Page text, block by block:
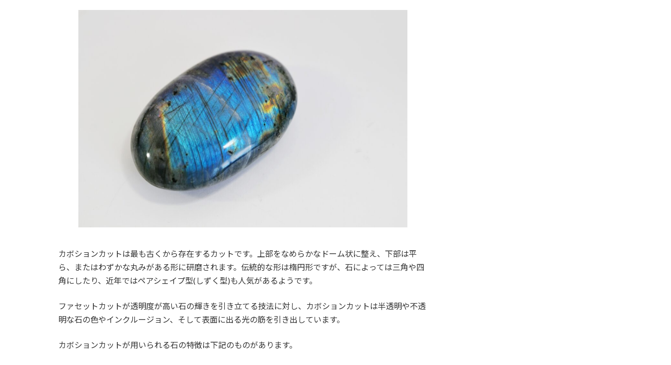
カボションカットは最も古くから存在するカットです。上部をなめらかなドーム状に整え、下部は平
ら、またはわずかな丸みがある形に研磨されます。伝統的な形は楕円形ですが、石によっては三角や四
角にしたり、近年ではペアシェイプ型(しずく型)も人気があるようです。
ファセットカットが透明度が高い石の輝きを引き立てる技法に対し、カボションカットは半透明や不透
明な石の色やインクルージョン、そして表面に出る光の筋を引き出しています。
カボションカットが用いられる石の特徴は下記のものがあります。